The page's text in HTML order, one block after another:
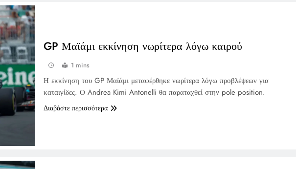
GP Μαϊάμι εκκίνηση νωρίτερα λόγω καιρού
1 mins
Η εκκίνηση του GP Μαϊάμι μεταφέρθηκε νωρίτερα λόγω προβλέψεων για
καταιγίδες. Ο Andrea Kimi Antonelli θα παραταχθεί στην pole position.
Διαβάστε περισσότερα